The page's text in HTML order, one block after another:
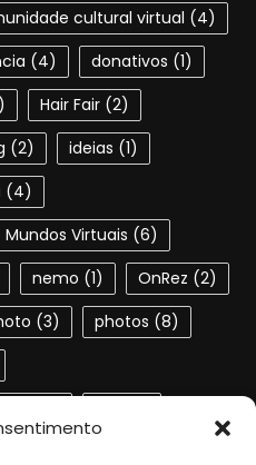
cultural virtual (4)
(4) donativos (1)
Hair Fair(2)
(2) ideias (1)
(4)
Mundos Virtuais (6)
nemo (1) OnRez (2)
(3) photos (8)